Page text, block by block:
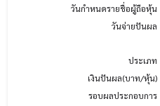
วันกำหนดรายชื่อผู้ถือหุ้น
วันจ่ายปันผล
ประเภท
เงินปันผล(บาท/หุ้น)
รอบผลประกอบการ